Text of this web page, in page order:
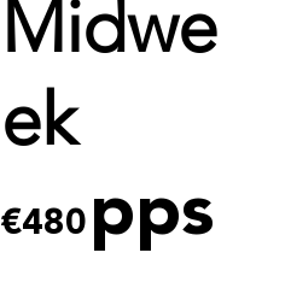
Midwe
ek
€480 pps